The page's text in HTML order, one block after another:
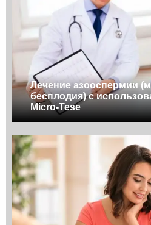
Лечение азооспермии
бесплодия) с
Micro-Tese